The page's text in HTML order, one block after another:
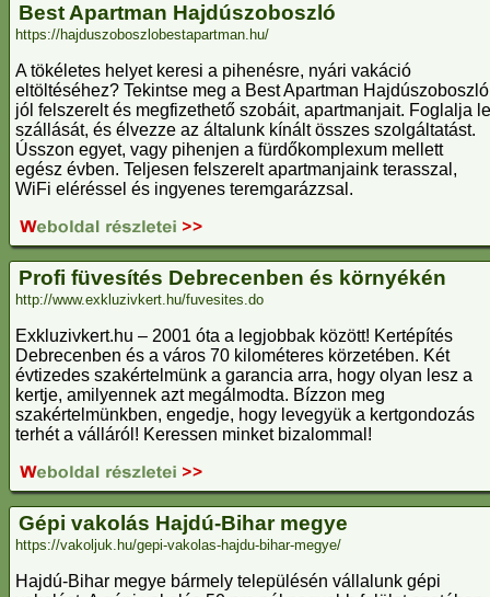
Best Apartman Hajdúszoboszló
https://hajduszoboszlobestapartman.hu/
A tökéletes helyet keresi a pihenésre, nyári vakáció
eltöltéséhez? Tekintse meg a Best Apartman Hajdúszoboszló
jól felszerelt és megfizethető szobáit, apartmanjait. Foglalja le
szállását, és élvezze az általunk kínált összes szolgáltatást.
Ússzon egyet, vagy pihenjen a fürdőkomplexum mellett
egész évben. Teljesen felszerelt apartmanjaink terasszal,
WiFi eléréssel és ingyenes teremgarázzsal.
Profi füvesítés Debrecenben és környékén
http://www.exkluzivkert.hu/fuvesites.do
Exkluzivkert.hu – 2001 óta a legjobbak között! Kertépítés
Debrecenben és a város 70 kilométeres körzetében. Két
évtizedes szakértelmünk a garancia arra, hogy olyan lesz a
kertje, amilyennek azt megálmodta. Bízzon meg
szakértelmünkben, engedje, hogy levegyük a kertgondozás
terhét a válláról! Keressen minket bizalommal!
Gépi vakolás Hajdú-Bihar megye
https://vakoljuk.hu/gepi-vakolas-hajdu-bihar-megye/
Hajdú-Bihar megye bármely településén vállalunk gépi